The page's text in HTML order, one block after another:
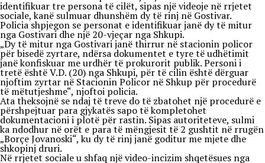
identifikuar tre persona të cilët, sipas një videoje në rrjetet
sociale, kanë sulmuar dhunshëm dy të rinj në Gostivar.
Policia shpjegon se personat e identifikuar janë dy të mitur
nga Gostivari dhe një 20-vjeçar nga Shkupi.
„Dy të mitur nga Gostivari janë thirrur në stacionin policor
për bisedë zyrtare, ndërsa dokumentet e tyre të udhëtimit
janë konfiskuar me urdhër të prokurorit publik. Personi i
tretë është V.D. (20) nga Shkupi, për të cilin është dërguar
njoftim zyrtar në Stacionin Policor në Shkup për procedurë
të mëtutjeshme“, njoftoi policia.
Ata theksojnë se ndaj të treve do të zbatohet një procedurë e
përshpejtuar para gjykatës sapo të kompletohet
dokumentacioni i plotë për rastin. Sipas autoriteteve, sulmi
ka ndodhur në orët e para të mëngjesit të 2 gushtit në rrugën
„Borçe Jovanoski“, ku dy të rinj janë goditur me mjete dhe
shkopinj druri.
Në rrjetet sociale u shfaq një video-incizim shqetësues nga